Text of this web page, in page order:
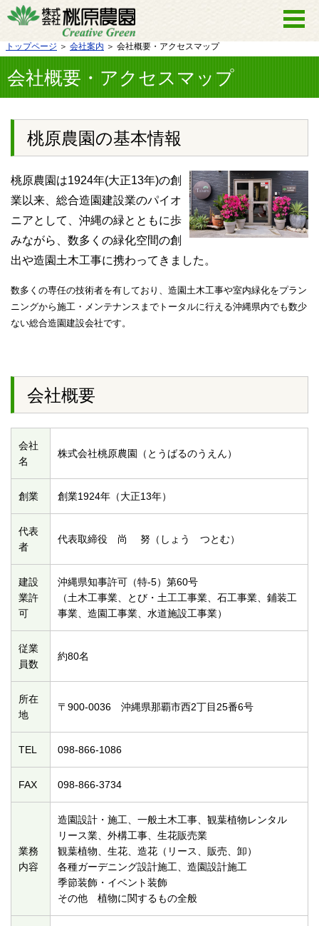
トップページ ＞ 会社案内 ＞ 会社概要・アクセスマップ
会社概要・アクセスマップ
桃原農園の基本情報
桃原農園は1924年(大正13年)の創
業以来、総合造園建設業のパイオ
ニアとして、沖縄の緑とともに歩
みながら、数多くの緑化空間の創
出や造園土木工事に携わってきました。
数多くの専任の技術者を有しており、造園土木工事や室内緑化をプラン
ニングから施工・メンテナンスまでトータルに行える沖縄県内でも数少
ない総合造園建設会社です。
会社概要
会社
名
株式会社桃原農園（とうばるのうえん）
創業 創業1924年（大正13年）
代表
者
代表取締役 尚 努（しょう つとむ）
建設
業許
可
沖縄県知事許可（特-5）第60号
（土木工事業、とび・土工工事業、石工事業、鋪装工
事業、造園工事業、水道施設工事業）
従業
員数
約80名
所在
地
〒900-0036 沖縄県那覇市西2丁目25番6号
TEL 098-866-1086
FAX 098-866-3734
業務
内容
造園設計・施工、一般土木工事、観葉植物レンタル
リース業、外構工事、生花販売業
観葉植物、生花、造花（リース、販売、卸）
各種ガーデニング設計施工、造園設計施工
季節装飾・イベント装飾
その他 植物に関するもの全般